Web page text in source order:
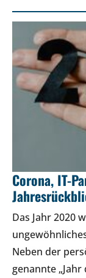
Corona, IT-
Das Jahr 2020
Neben der
genannte